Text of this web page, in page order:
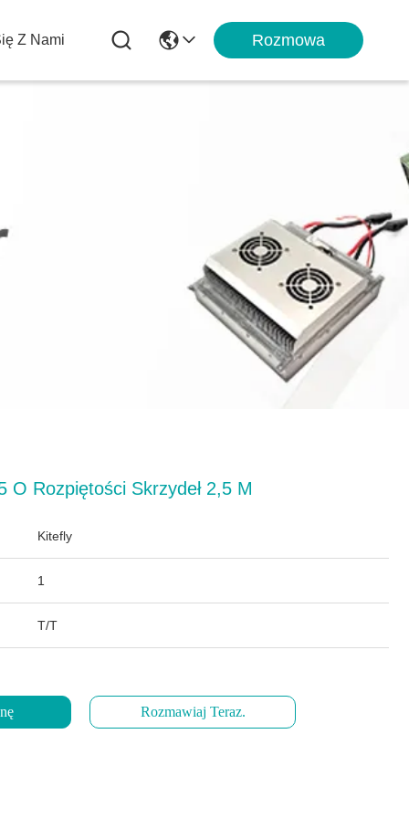
Z Nami Rozmowa
O Rozpiętości Skrzydeł 2,5 M
Kitefly
1
T/T
Rozmawiaj Teraz.